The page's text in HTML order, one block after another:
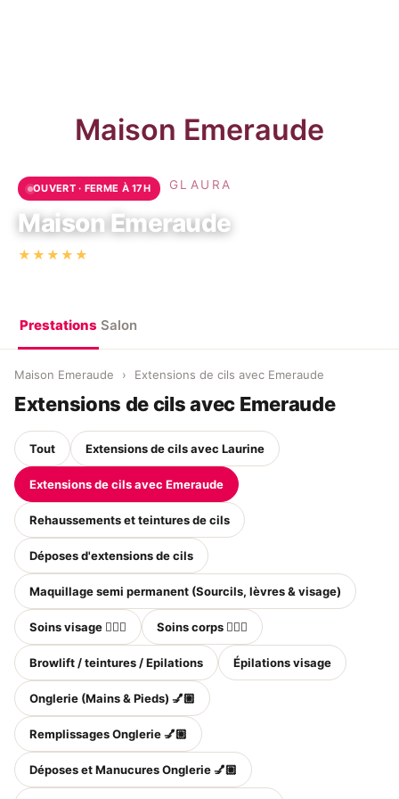
OUVERT · FERME À 17H
Maison Emeraude
★★★★★
Prestations Salon
Maison Emeraude › Extensions de cils avec Emeraude
Extensions de cils avec Emeraude
Tout Extensions de cils avec Laurine
Extensions de cils avec Emeraude
Rehaussements et teintures de cils
Déposes d'extensions de cils
Maquillage semi permanent (Sourcils, lèvres & visage)
Soins visage 💆🏻‍♀️ Soins corps 💆🏻‍♀️
Browlift / teintures / Epilations Épilations visage
Onglerie (Mains & Pieds) 💅🏼
Remplissages Onglerie 💅🏼
Déposes et Manucures Onglerie 💅🏼